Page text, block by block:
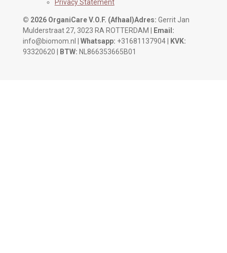
Privacy Statement
© 2026 OrganiCare V.O.F. (Afhaal)Adres: Gerrit Jan
Mulderstraat 27, 3023 RA ROTTERDAM |
Email:
info@biomom.nl | Whatsapp: +31681137904 |
KVK:
93320620 |
BTW: NL866353665B01